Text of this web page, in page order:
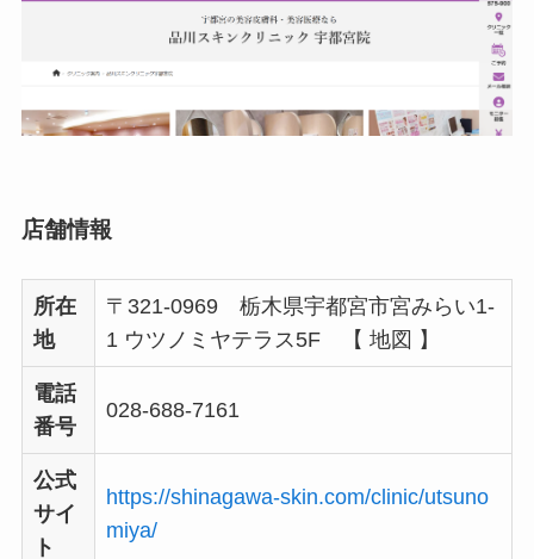
店舗情報
所在
地
〒321-0969 栃木県宇都宮市宮みらい1-
1 ウツノミヤテラス5F 【 地図 】
電話
番号
028-688-7161
公式
サイ
ト
https://shinagawa-skin.com/clinic/utsuno
miya/